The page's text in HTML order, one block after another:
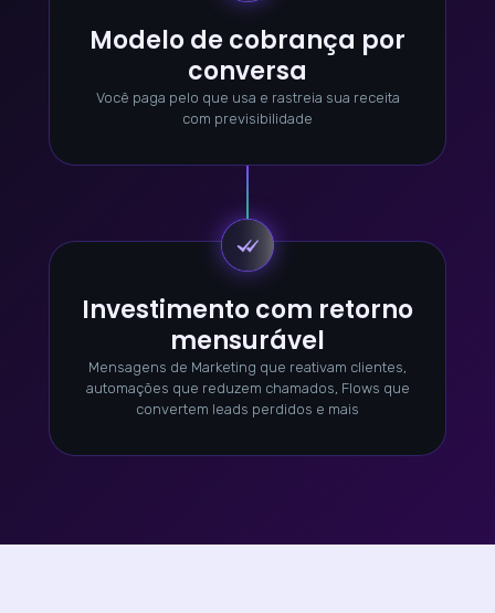
Modelo de cobrança por
conversa
Você paga pelo que usa e rastreia sua receita
com previsibilidade
Investimento com retorno
mensurável
Mensagens de Marketing que reativam clientes,
automações que reduzem chamados, Flows que
convertem leads perdidos e mais